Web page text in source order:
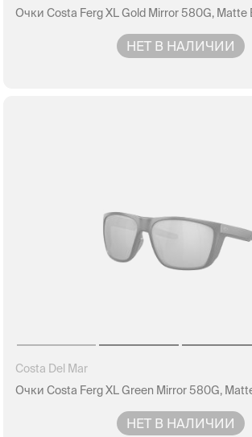
Очки Costa Ferg XL Gold Mirror 580G, Matte
НЕТ В НАЛИЧИИ
Costa Del Mar
Очки Costa Ferg XL Green Mirror 580G,
НЕТ В НАЛИЧИИ